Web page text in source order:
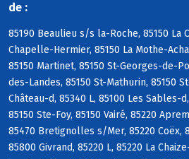
de :
85190 Beaulieu s/s la-Roche, 85150 La
Chapelle-Hermier, 85150 La Mothe-
85150 Martinet, 85150 St-Georges-de-
des-Landes, 85150 St-Mathurin, 85150
Château-d, 85340 L, 85100 Les Sables-
85150 Ste-Foy, 85150 Vairé, 85220
85470 Bretignolles s/Mer, 85220 Coëx,
85800 Givrand, 85220 L, 85220 La